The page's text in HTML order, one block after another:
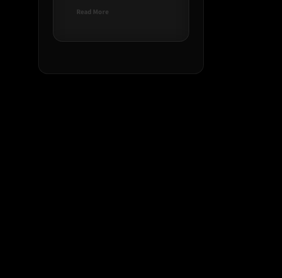
Read MoreRead
Microsoft
combinatie